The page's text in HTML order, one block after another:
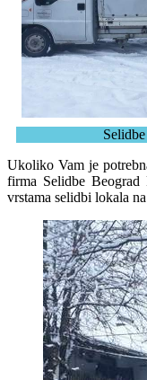
Ukoliko Vam je
firma Selidbe
vrstama selidbi lokala